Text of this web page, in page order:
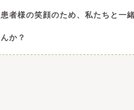
患者様の笑顔のため、私たちと一
んか？